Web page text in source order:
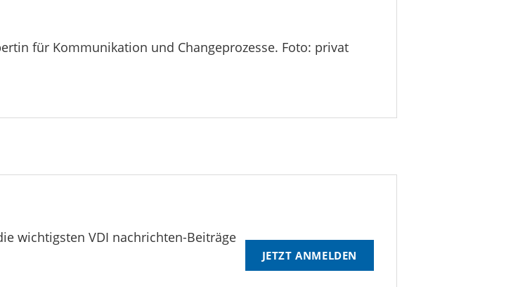
für Kommunikation und Changeprozesse. Foto: privat
wichtigsten VDI nachrichten-Beiträge
JETZT ANMELDEN